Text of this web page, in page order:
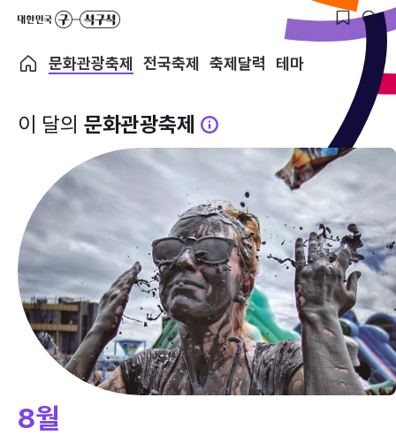
문화관광축제 전국축제 축제달력 테마
이 달의 문화관광축제
8월